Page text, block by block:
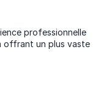
professionnelle
offrant un plus vaste